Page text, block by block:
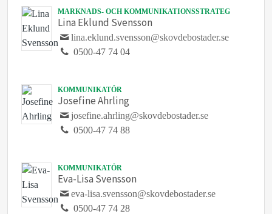
MARKNADS- OCH KOMMUNIKATIONSSTRATEG
Lina Eklund Svensson
lina.eklund.svensson@skovdebostader.se
0500-47 74 04
KOMMUNIKATÖR
Josefine Ahrling
josefine.ahrling@skovdebostader.se
0500-47 74 88
KOMMUNIKATÖR
Eva-Lisa Svensson
eva-lisa.svensson@skovdebostader.se
0500-47 74 28